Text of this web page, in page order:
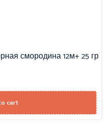
смородина 12м+ 25 гр
cart